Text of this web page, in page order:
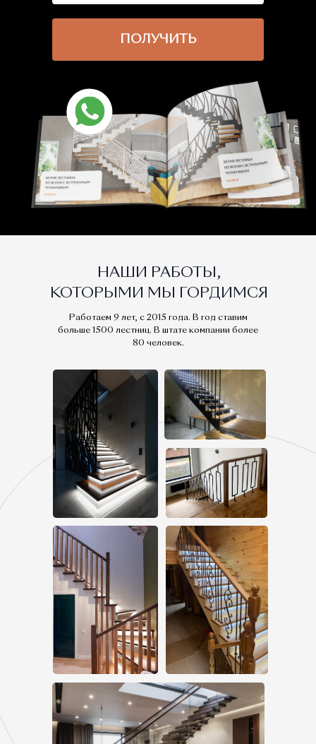
ПОЛУЧИТЬ
НАШИ РАБОТЫ,
КОТОРЫМИ МЫ ГОРДИМСЯ
Работаем 9 лет, с 2015 года. В год ставим
больше 1500 лестниц. В штате компании более
80 человек.